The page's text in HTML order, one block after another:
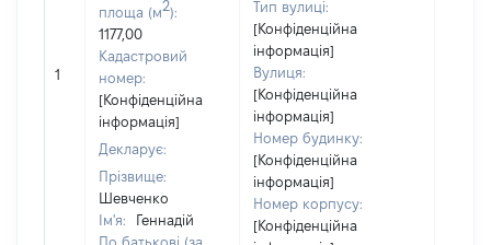
1
площа (м2):
1177,00
Кадастровий
номер:
[Конфіденційна
інформація]
Декларує:
Прізвище:
Шевченко
Ім'я:
Геннадій
По батькові (за
Тип вулиці:
[Конфіденційна
інформація]
Вулиця:
[Конфіденційна
інформація]
Номер будинку:
[Конфіденційна
інформація]
Номер корпусу:
[Конфіденційна